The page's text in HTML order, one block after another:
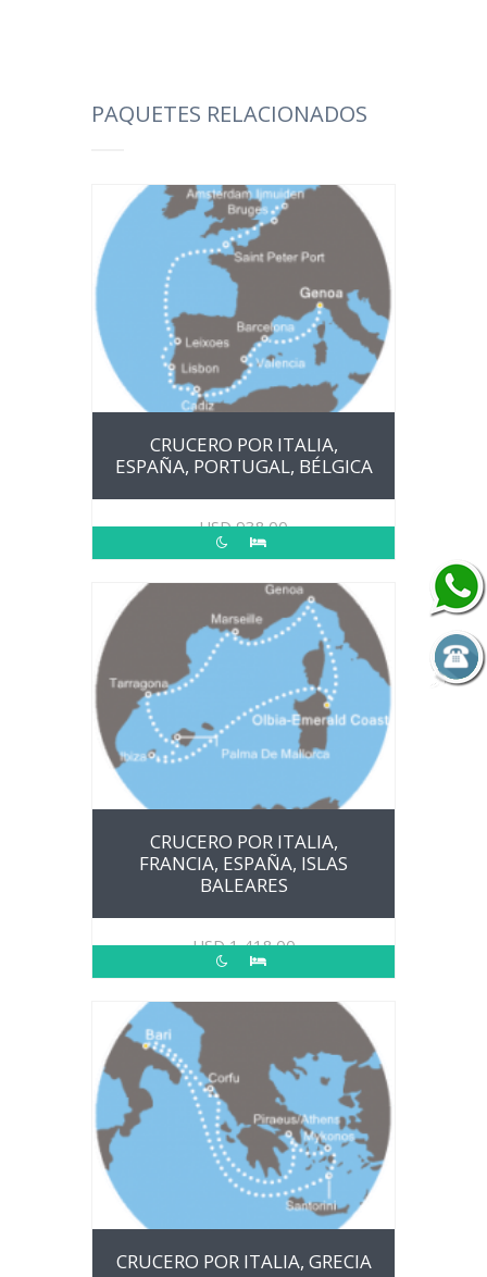
PAQUETES RELACIONADOS
CRUCERO POR ITALIA,
ESPAÑA, PORTUGAL, BÉLGICA
USD938.00
CRUCERO POR ITALIA,
FRANCIA, ESPAÑA, ISLAS
BALEARES
USD1,418.00
CRUCERO POR ITALIA, GRECIA